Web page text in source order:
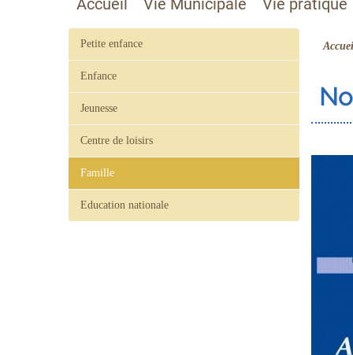
Accueil Vie Municipale Vie pratique
Petite enfance
Enfance
Jeunesse
Centre de loisirs
Famille
Education nationale